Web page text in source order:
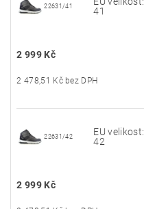
22631/41
41
2 999 Kč
2 478,51 Kč bez DPH
22631/42
EU velikost:
42
2 999 Kč